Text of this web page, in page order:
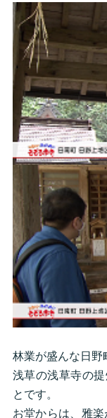
林業が盛んな日野
浅草の浅草寺の
とです。
お堂からは、雅